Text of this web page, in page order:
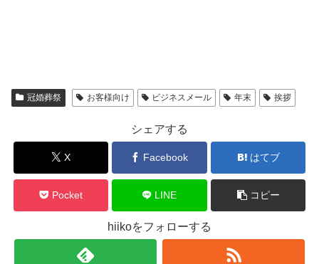
冠婚葬祭 お客様向け ビジネスメール 年末 挨拶
シェアする
X Facebook はてブ
Pocket LINE コピー
hiikoをフォローする